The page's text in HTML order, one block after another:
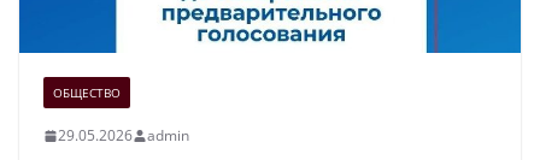
ОБЩЕСТВО
29.05.2026 admin